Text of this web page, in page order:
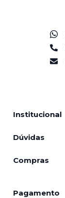
Institucional
Dúvidas
Compras
Pagamento